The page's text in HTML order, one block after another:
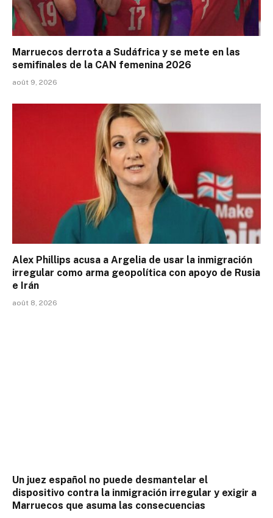
Marruecos derrota a Sudáfrica y se mete en las
semifinales de la CAN femenina 2026
août 9, 2026
Alex Phillips acusa a Argelia de usar la inmigración
irregular como arma geopolítica con apoyo de Rusia
e Irán
août 8, 2026
Un juez español no puede desmantelar el
dispositivo contra la inmigración irregular y exigir a
Marruecos que asuma las consecuencias